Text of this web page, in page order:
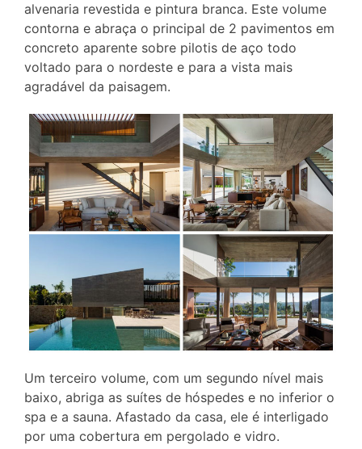
alvenaria revestida e pintura branca. Este volume
contorna e abraça o principal de 2 pavimentos em
concreto aparente sobre pilotis de aço todo
voltado para o nordeste e para a vista mais
agradável da paisagem.
Um terceiro volume, com um segundo nível mais
baixo, abriga as suítes de hóspedes e no inferior o
spa e a sauna. Afastado da casa, ele é interligado
por uma cobertura em pergolado e vidro.